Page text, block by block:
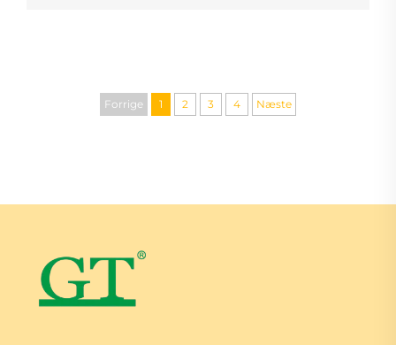
Forrige 1 2 3 4 Næste